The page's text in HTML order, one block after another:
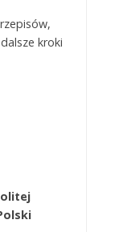
kroki